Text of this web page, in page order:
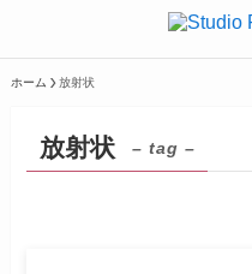
ホーム 放射状
放射状 – tag –